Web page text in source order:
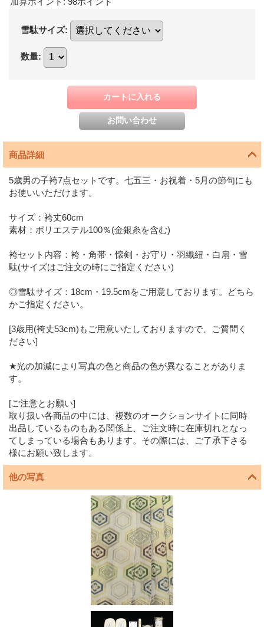
雪駄サイズ:
数量:
商品詳細
5歳男の子袴7点セットです。七五三・お祝着・5月の節句にも
お使いいただけます。
サイズ：袴丈60cm
素材：ポリエステル100％(金銀糸を含む)
袴セット内容：袴・角帯・懐剣・お守り・羽織紐・白扇・雪
駄(サイズはご注文の時にご指定ください)
◎雪駄サイズ：18cm・19.5cmをご用意しております。どちら
かご指定ください。
[3歳用(袴丈53cm)もご用意いたしておりますので、ご質問く
ださい]
★光の加減により写真の色と商品の色が異なることがありま
す。
[ご注意とお願い]
取り扱い各商品の中には、複数のオークションサイトに同時
出品しているものもある関係上、ご注文時に在庫切れとなっ
てしまっている場合もあります。その際には、ご了承下さる
様にお願い致します。
他の写真